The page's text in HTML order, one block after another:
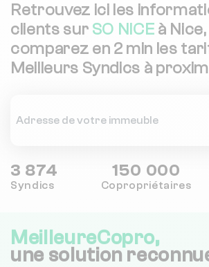
Retrouvez ici les
clients sur SO NICE à
comparez en 2 min les
Meilleurs Syndics à
3 874
Syndics
150 000
Copropriétaires
MeilleureCopro,
une solution